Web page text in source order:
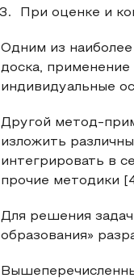
При оценке и
Одним из наиболее
доска,
индивидуальные
Другой метод-
изложить
интегрировать в
прочие методики
Для решения
образования»